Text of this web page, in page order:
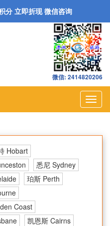
分 立即折现 微信咨询
微信: 2414820206
Hobart
悉尼 Sydney
珀斯 Perth
Coast
凯恩斯 Cairns